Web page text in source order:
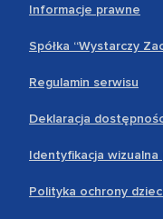
Informacje prawne
Spółka “Wystarczy
Regulamin serwisu
Deklaracja
Identyfikacja wizualna
Polityka ochrony